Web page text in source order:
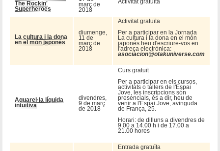
The Rockin'
Superheroes
març de
2018
Activitat gratuïta
La cultura i la dona
en el món japonés
diumenge,
11 de
març de
2018
Activitat gratuïta
Per a participar en la Jornada
La cultura i la dona en el món
japonés heu d'escriure-vos en
l'adreça electrònica:
asociacion@otakuniverse.com
Aquarel·la líquida
intuïtiva
divendres,
9 de març
de 2018
Curs gratuït
Per a participar en els cursos,
activitats o tallers de l'Espai
Jove, les inscripcions són
presencials, és a dir, heu de
venir a l'Espai Jove, avinguda
de França, 25.
Horari: de dilluns a divendres de
9.00 a 14.00 h i de 17.00 a
21.00 hores
Entrada gratuïta